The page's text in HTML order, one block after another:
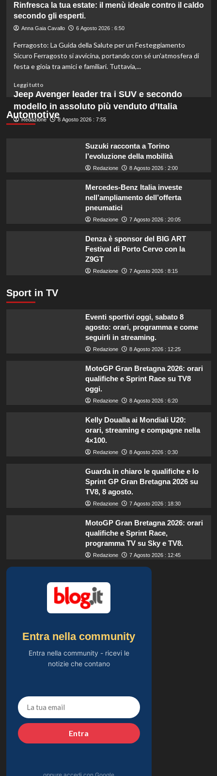
Camera
approva
ddl
finanziamenti
aumentati
di
per
settore
primario.
Rinfresca la tua estate: il menù ideale contro il caldo
secondo gli esperti.
Anna Gaia Cavallo 6 Agosto 2026 : 6:50
Ferragosto: La Guida della Salute per un Festeggiamento
Sicuro Ferragosto si avvicina, portando con sé un'atmosfera di
festa e gioia tra amici e familiari. Tuttavia,...
Leggi tuttoLeggi
di
più
su
Rinfresca
Automotive
Jeep Avenger leader tra i SUV e secondo
modello in assoluto più venduto d’Italia
Redazione 8 Agosto 2026 : 7:55
Suzuki racconta a Torino
l’evoluzione della mobilità
Redazione 8 Agosto 2026 : 2:00
Mercedes-Benz Italia investe
nell’ampliamento dell’offerta
pneumatici
Redazione 7 Agosto 2026 : 20:05
Denza è sponsor del BIG ART
Festival di Porto Cervo con la
Z9GT
Redazione 7 Agosto 2026 : 8:15
Sport in TV
Eventi sportivi oggi, sabato 8
agosto: orari, programma e come
seguirli in streaming.
Redazione 8 Agosto 2026 : 12:25
MotoGP Gran Bretagna 2026: orari
qualifiche e Sprint Race su TV8
oggi.
Redazione 8 Agosto 2026 : 6:20
Kelly Doualla ai Mondiali U20:
orari, streaming e compagne nella
4×100.
Redazione 8 Agosto 2026 : 0:30
Guarda in chiaro le qualifiche e lo
Sprint GP Gran Bretagna 2026 su
TV8, 8 agosto.
Redazione 7 Agosto 2026 : 18:30
MotoGP Gran Bretagna 2026: orari
qualifiche e Sprint Race,
programma TV su Sky e TV8.
Redazione 7 Agosto 2026 : 12:45
Entra nella community
Entra nella community - ricevi le
notizie che contano
Entra